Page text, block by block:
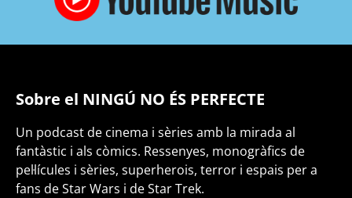
Sobre el NINGÚ NO ÉS PERFECTE
Un podcast de cinema i sèries amb la mirada al
fantàstic i als còmics. Ressenyes, monogràfics de
pel·lícules i sèries, superherois, terror i espais per a
fans de Star Wars i de Star Trek.